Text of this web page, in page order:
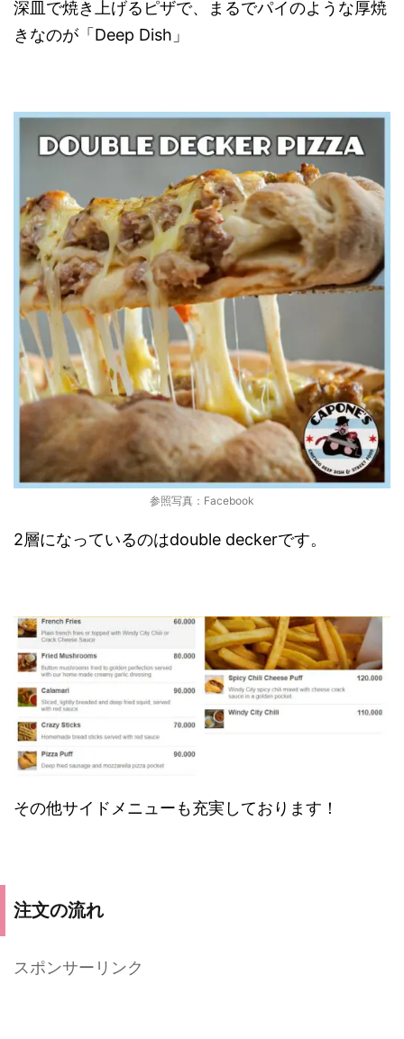
深皿で焼き上げるピザで、まるでパイのような厚焼
きなのが「Deep Dish」
参照写真：Facebook
2層になっているのはdouble deckerです。
その他サイドメニューも充実しております！
注文の流れ
スポンサーリンク